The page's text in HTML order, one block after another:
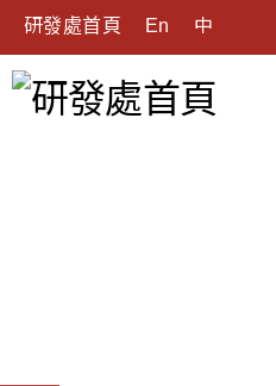
研發處首頁 En 中